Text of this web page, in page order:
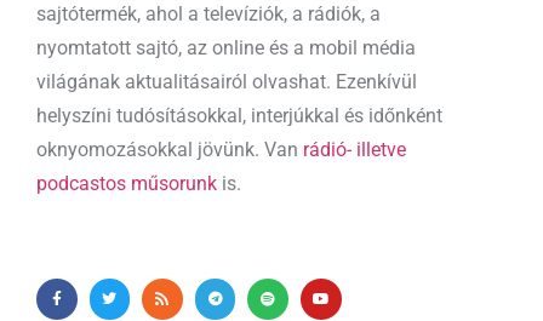
sajtótermék, ahol a televíziók, a rádiók, a
nyomtatott sajtó, az online és a mobil média
világának aktualitásairól olvashat. Ezenkívül
helyszíni tudósításokkal, interjúkkal és időnként
oknyomozásokkal jövünk. Van rádió- illetve
podcastos műsorunk is.